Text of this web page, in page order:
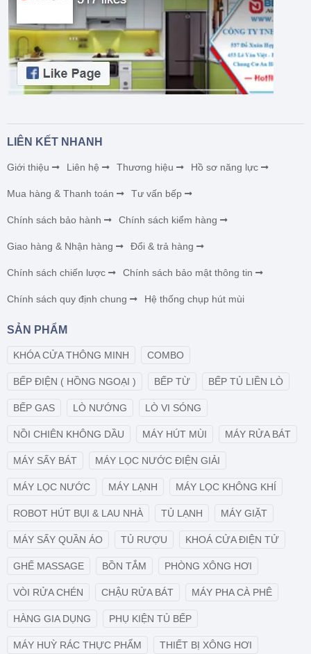
LIÊN KẾT NHANH
Giới thiệu Liên hệ Thương hiệu Hồ sơ năng lực
Mua hàng & Thanh toán Tư vấn bếp
Chính sách bảo hành Chính sách kiểm hàng
Giao hàng & Nhận hàng Đổi & trả hàng
Chính sách chiến lược Chính sách bảo mật thông tin
Chính sách quy định chung Hệ thống chụp hút mùi
SẢN PHẨM
KHÓA CỬA THÔNG MINH COMBO
BẾP ĐIỆN ( HỒNG NGOẠI ) BẾP TỪ BẾP TỦ LIỀN LÒ
BẾP GAS LÒ NƯỚNG LÒ VI SÓNG
NỒI CHIÊN KHÔNG DẦU MÁY HÚT MÙI MÁY RỬA BÁT
MÁY SẤY BÁT MÁY LỌC NƯỚC ĐIỆN GIẢI
MÁY LỌC NƯỚC MÁY LẠNH MÁY LỌC KHÔNG KHÍ
ROBOT HÚT BỤI & LAU NHÀ TỦ LẠNH MÁY GIẶT
MÁY SẤY QUẦN ÁO TỦ RƯỢU KHOÁ CỬA ĐIỆN TỬ
GHẾ MASSAGE BỒN TẮM PHÒNG XÔNG HƠI
VÒI RỬA CHÉN CHẬU RỬA BÁT MÁY PHA CÀ PHÊ
HÀNG GIA DỤNG PHỤ KIỆN TỦ BẾP
MÁY HUỲ RÁC THỰC PHẨM THIẾT BỊ XÔNG HƠI